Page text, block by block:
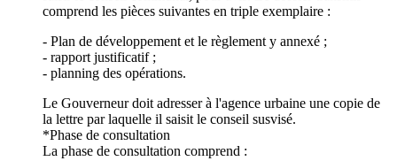
comprend les pièces suivantes en triple exemplaire :
- Plan de développement et le règlement y annexé ;
- rapport justificatif ;
- planning des opérations.
Le Gouverneur doit adresser à l'agence urbaine une copie de
la lettre par laquelle il saisit le conseil susvisé.
*Phase de consultation
La phase de consultation comprend :